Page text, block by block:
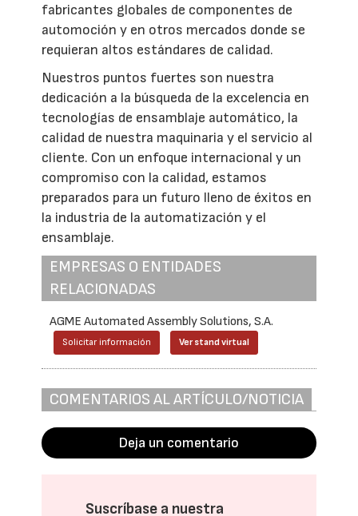
fabricantes globales de componentes de
automoción y en otros mercados donde se
requieran altos estándares de calidad.
Nuestros puntos fuertes son nuestra
dedicación a la búsqueda de la excelencia en
tecnologías de ensamblaje automático, la
calidad de nuestra maquinaria y el servicio al
cliente. Con un enfoque internacional y un
compromiso con la calidad, estamos
preparados para un futuro lleno de éxitos en
la industria de la automatización y el
ensamblaje.
EMPRESAS O ENTIDADES
RELACIONADAS
AGME Automated Assembly Solutions, S.A.
Solicitar información Ver stand virtual
COMENTARIOS AL ARTÍCULO/NOTICIA
Deja un comentario
Suscríbase a nuestra